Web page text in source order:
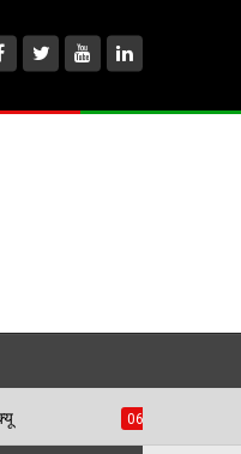
का किया गया रेस्क्यू